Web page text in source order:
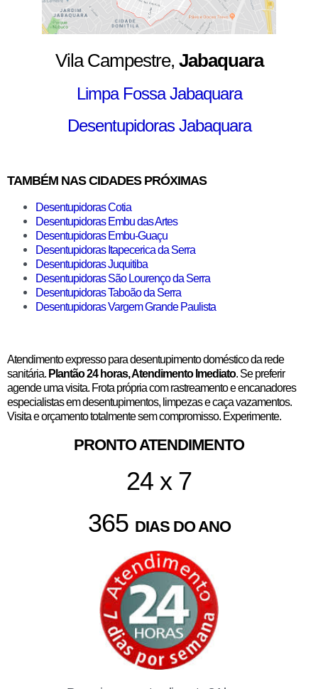
Vila Campestre, Jabaquara
Limpa Fossa Jabaquara
Desentupidoras Jabaquara
TAMBÉM NAS CIDADES PRÓXIMAS
Desentupidoras Cotia
Desentupidoras Embu das Artes
Desentupidoras Embu-Guaçu
Desentupidoras Itapecerica da Serra
Desentupidoras Juquitiba
Desentupidoras São Lourenço da Serra
Desentupidoras Taboão da Serra
Desentupidoras Vargem Grande Paulista
Atendimento expresso para desentupimento doméstico da rede
sanitária. Plantão 24 horas, Atendimento Imediato. Se preferir
agende uma visita. Frota própria com rastreamento e encanadores
especialistas em desentupimentos, limpezas e caça vazamentos.
Visita e orçamento totalmente sem compromisso. Experimente.
PRONTO ATENDIMENTO
24 x 7
365 DIAS DO ANO